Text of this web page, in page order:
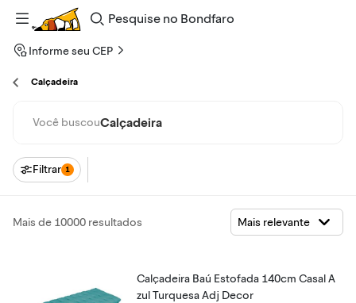
Pesquise
Bondfaro
Informe seu CEP
Calçadeira
Você buscouCalçadeira
Filtrar 1
Mais de 10000 resultados
Calçadeira Baú Estofada 140cm Casal A
zul Turquesa Adj Decor